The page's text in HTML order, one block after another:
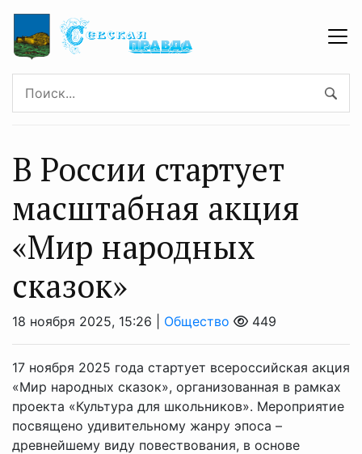
В России стартует
масштабная акция
«Мир народных
сказок»
18 ноября 2025, 15:26 | Общество 449
17 ноября 2025 года стартует всероссийская акция
«Мир народных сказок», организованная в рамках
проекта «Культура для школьников». Мероприятие
посвящено удивительному жанру эпоса –
древнейшему виду повествования, в основе